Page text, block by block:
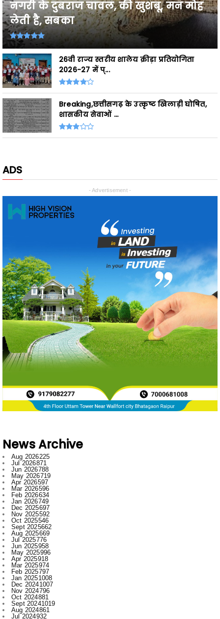
26वी राज्य स्तरीय शालेय क्रीड़ा प्रतियोगिता
2026-27 में प्...
Breaking,छत्तीसगढ़ के उत्कृष्ट खिलाड़ी घोषित,
शासकीय सेवाओं ...
ADS
News Archive
Jun 2026
788
May 2026719
Apr 2026597
Mar 2026596
Feb 2026634
Jan 2026749
Dec 2025697
Nov 2025592
Oct 2025546
Sept 2025662
Aug 2025669
Jul 2025776
Jun 2025958
May 2025996
Apr 2025918
Mar 2025974
Feb 2025797
Jan 20251008
Dec 20241007
Nov 2024796
Oct 2024881
Sept 20241019
Aug 2024861
Jul 2024932
Jun 2024731
May 2024605
Apr 2024597
Mar 2024656